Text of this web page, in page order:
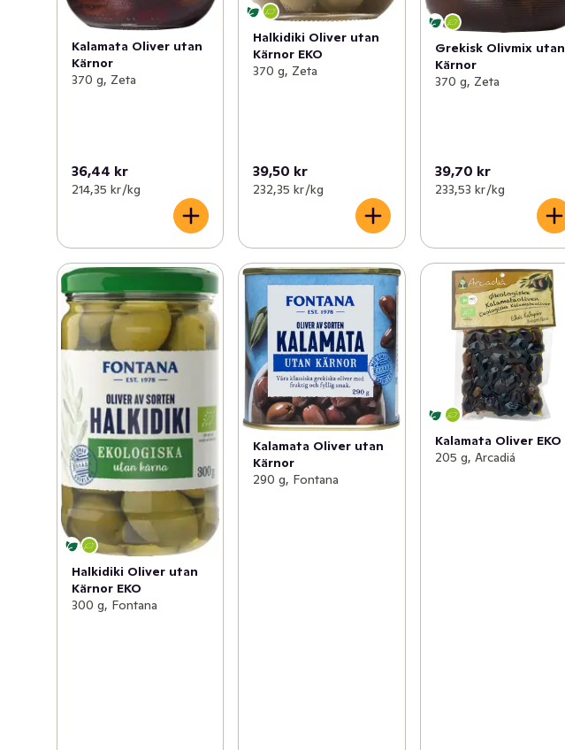
Kalamata Oliver utan
Kärnor
370 g, Zeta
36,44 kr
214,35 kr /kg
Halkidiki Oliver utan
Kärnor EKO
370 g, Zeta
39,50 kr
232,35 kr /kg
Grekisk Olivmix utan
Kärnor
370 g, Zeta
39,70 kr
233,53 kr /kg
Halkidiki Oliver utan
Kärnor EKO
300 g, Fontana
Kalamata Oliver utan
Kärnor
290 g, Fontana
Kalamata Oliver EKO
205 g, Arcadiá